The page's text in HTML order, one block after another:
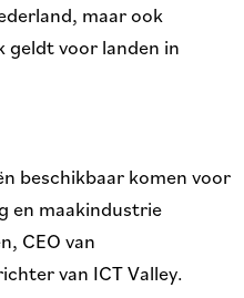
maar ook
geldt voor landen in
beschikbaar komen voor
en maakindustrie
CEO van
van ICT Valley.